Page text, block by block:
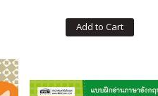
Add to Cart